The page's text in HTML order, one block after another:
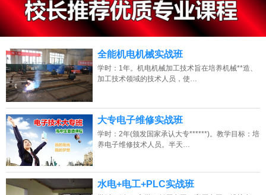
点击免费咨询电话：13807313137
全能机电机械实战班
学时：1年。机电机械加工技术旨在培养机械**造、
加工技术领域的技术人员，使…
大专电子维修实战班
学时：2年(颁发国家承认大专******)。教学目标：培
养电子维修技术人员。半天…
水电+电工+PLC实战班